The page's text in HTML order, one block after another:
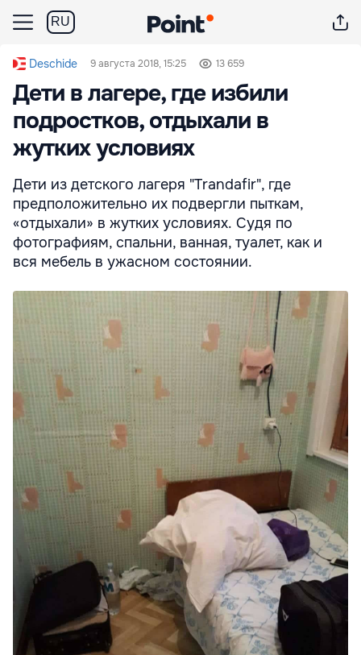
RU
Deschide 9 августа 2018, 15:25 13 659
Дети в лагере, где избили
подростков, отдыхали в
жутких условиях
Дети из детского лагеря "Trandafir", где
предположительно их подвергли пыткам,
«отдыхали» в жутких условиях. Судя по
фотографиям, спальни, ванная, туалет, как и
вся мебель в ужасном состоянии.